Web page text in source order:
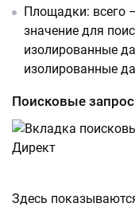
Площадки: всего
значение для
изолированные
изолированные
Поисковые
Здесь